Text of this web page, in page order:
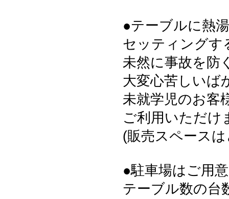
●テーブルに熱
セッティングす
未然に事故を防
大変心苦しいば
未就学児のお客
ご利用いただけ
(販売スペース
●駐車場はご用
テーブル数の台